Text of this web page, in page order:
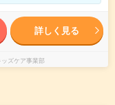
詳しく見る
ズケア事業部